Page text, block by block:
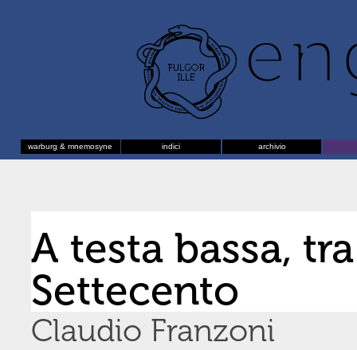
warburg & mnemosyne indici archivio
A testa bassa,
Settecento
Claudio Franzoni